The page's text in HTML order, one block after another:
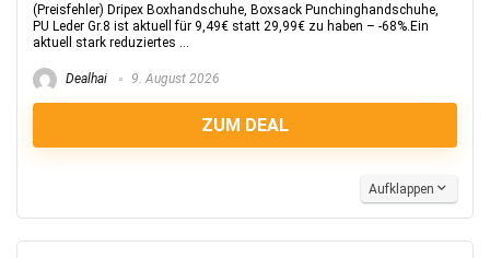
(Preisfehler) Dripex Boxhandschuhe, Boxsack Punchinghandschuhe,
PU Leder Gr.8 ist aktuell für 9,49€ statt 29,99€ zu haben – -68%.Ein
aktuell stark reduziertes ...
Dealhai 9. August 2026
ZUM DEAL
Aufklappen